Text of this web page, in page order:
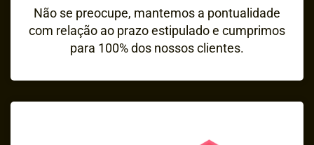
Não se preocupe, mantemos a pontualidade
com relação ao prazo estipulado e cumprimos
para 100% dos nossos clientes.